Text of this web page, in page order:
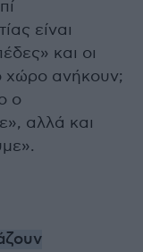
είναι
και οι
χώρο ανήκουν;
ο
αλλά και